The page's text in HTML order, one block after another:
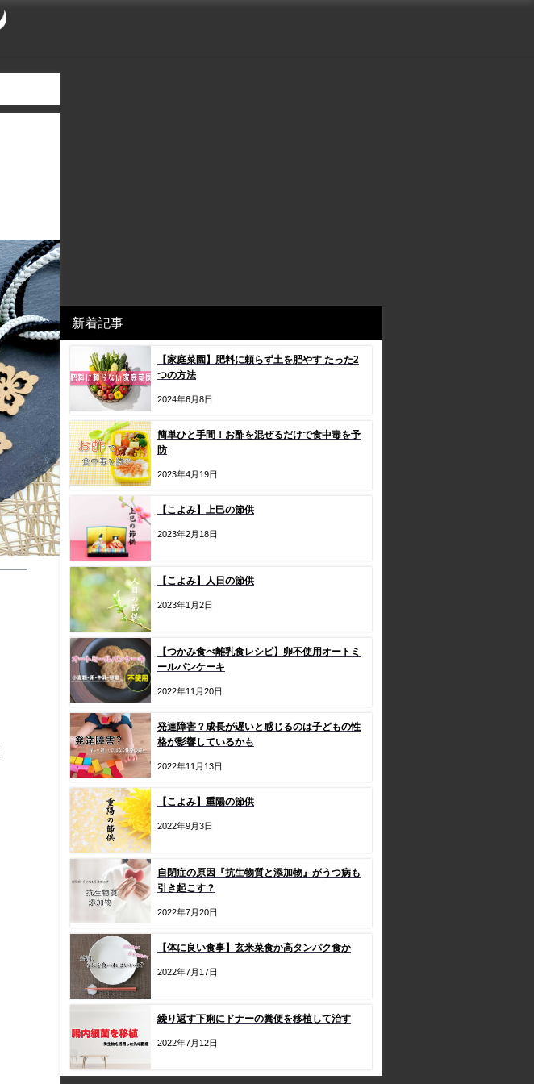
新着記事
【家庭菜園】肥料に頼らず土を肥やす たった2
つの方法
2024年6月8日
簡単ひと手間！お酢を混ぜるだけで食中毒を予
防
2023年4月19日
【こよみ】上巳の節供
2023年2月18日
【こよみ】人日の節供
2023年1月2日
【つかみ食べ離乳食レシピ】卵不使用オートミ
ールパンケーキ
2022年11月20日
発達障害？成長が遅いと感じるのは子どもの性
格が影響しているかも
2022年11月13日
【こよみ】重陽の節供
2022年9月3日
自閉症の原因『抗生物質と添加物』がうつ病も
引き起こす？
2022年7月20日
【体に良い食事】玄米菜食か高タンパク食か
2022年7月17日
繰り返す下痢にドナーの糞便を移植して治す
2022年7月12日